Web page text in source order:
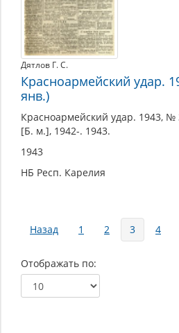
Дятлов Г. С.
Красноармейский удар.
янв.)
Красноармейский удар. 1943, №
[Б. м.], 1942-. 1943.
1943
НБ Респ. Карелия
Страницы
Назад 1 2 3 4
Отображать по